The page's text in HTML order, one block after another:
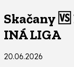
Skačany
INÁ LIGA
20.06.2026